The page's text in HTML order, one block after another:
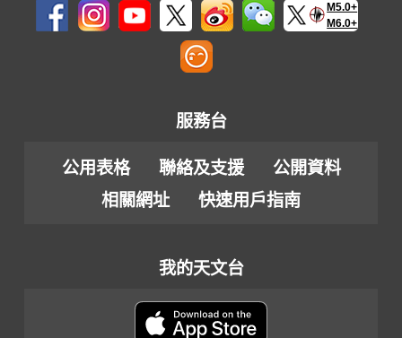
M5.0+
M6.0+
服務台
公用表格 聯絡及支援
公開資料
相關網址
快速用戶指南
我的天文台